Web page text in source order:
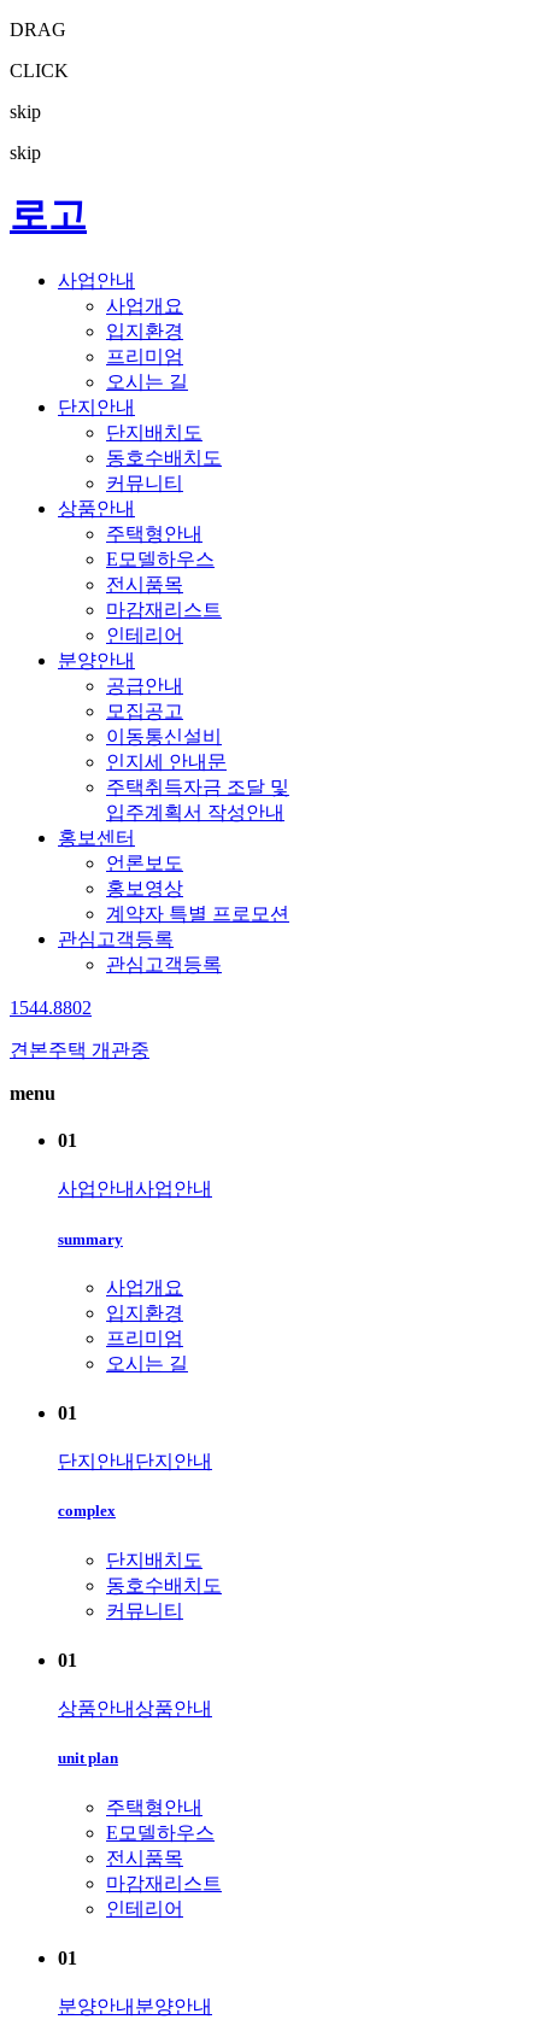
DRAG
CLICK
skip
skip
로고
사업안내
사업개요
입지환경
프리미엄
오시는 길
단지안내
단지배치도
동호수배치도
커뮤니티
상품안내
주택형안내
E모델하우스
전시품목
마감재리스트
인테리어
분양안내
공급안내
모집공고
이동통신설비
인지세 안내문
주택취득자금 조달 및
입주계획서 작성안내
홍보센터
언론보도
홍보영상
계약자 특별 프로모션
관심고객등록
관심고객등록
1544.8802
견본주택 개관중
menu
01
사업안내사업안내
summary
사업개요
입지환경
프리미엄
오시는 길
01
단지안내 단지안내
complex
단지배치도
동호수배치도
커뮤니티
01
상품안내상품안내
unit plan
주택형안내
E모델하우스
전시품목
마감재리스트
인테리어
01
분양안내 분양안내